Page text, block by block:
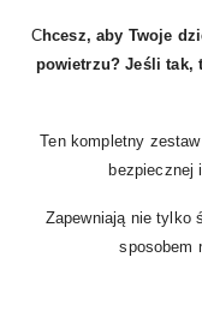
Chcesz, aby Twoje
powietrzu? Jeśli tak,
Ten kompletny
bezpiecznej
Zapewniają nie tylko
sposobem